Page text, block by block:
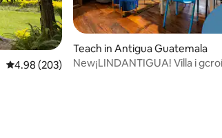
Meánrátáil 4.98 as 5, 203 léirmheas
4.98 (203)
Teach in Antigua Guatemala
New¡LINDANTIGUA! Villa i